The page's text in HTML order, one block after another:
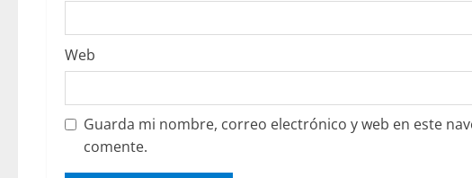
Web
Guarda mi nombre, correo electrónico y web en este
comente.